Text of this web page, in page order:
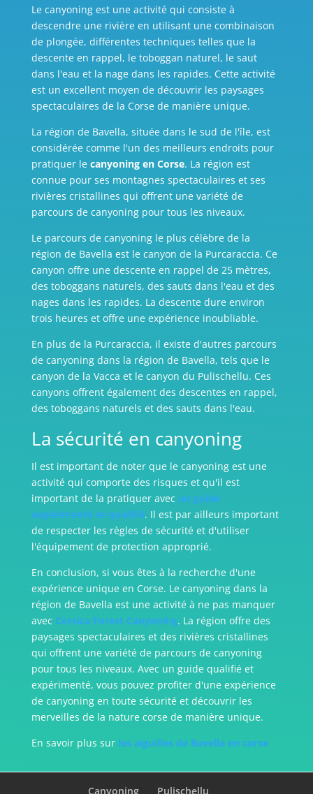
Le canyoning est une activité qui consiste à
descendre une rivière en utilisant une combinaison
de plongée, différentes techniques telles que la
descente en rappel, le toboggan naturel, le saut
dans l'eau et la nage dans les rapides. Cette activité
est un excellent moyen de découvrir les paysages
spectaculaires de la Corse de manière unique.
La région de Bavella, située dans le sud de l'île, est
considérée comme l'un des meilleurs endroits pour
pratiquer le canyoning en Corse. La région est
connue pour ses montagnes spectaculaires et ses
rivières cristallines qui offrent une variété de
parcours de canyoning pour tous les niveaux.
Le parcours de canyoning le plus célèbre de la
région de Bavella est le canyon de la Purcaraccia. Ce
canyon offre une descente en rappel de 25 mètres,
des toboggans naturels, des sauts dans l'eau et des
nages dans les rapides. La descente dure environ
trois heures et offre une expérience inoubliable.
En plus de la Purcaraccia, il existe d'autres parcours
de canyoning dans la région de Bavella, tels que le
canyon de la Vacca et le canyon du Pulischellu. Ces
canyons offrent également des descentes en rappel,
des toboggans naturels et des sauts dans l'eau.
La sécurité en canyoning
Il est important de noter que le canyoning est une
activité qui comporte des risques et qu'il est
important de la pratiquer avec un guide
expérimenté et qualifié. Il est par ailleurs important
de respecter les règles de sécurité et d'utiliser
l'équipement de protection approprié.
En conclusion, si vous êtes à la recherche d'une
expérience unique en Corse. Le canyoning dans la
région de Bavella est une activité à ne pas manquer
avec Corsica Forest Canyoning. La région offre des
paysages spectaculaires et des rivières cristallines
qui offrent une variété de parcours de canyoning
pour tous les niveaux. Avec un guide qualifié et
expérimenté, vous pouvez profiter d'une expérience
de canyoning en toute sécurité et découvrir les
merveilles de la nature corse de manière unique.
En savoir plus sur les aiguilles de Bavella en corse
Canyoning Pulischellu